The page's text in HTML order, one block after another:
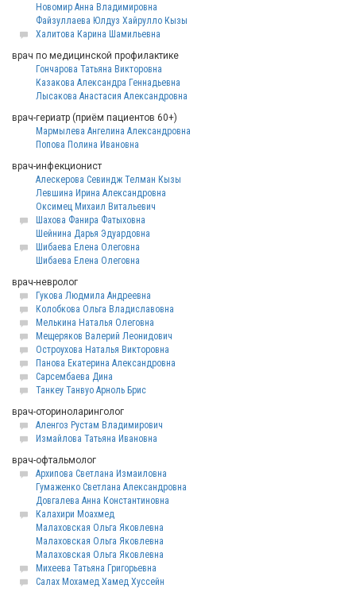
Новомир Анна Владимировна
Файзуллаева Юлдуз Хайрулло Кызы
Халитова Карина Шамильевна
врач по медицинской профилактике
Гончарова Татьяна Викторовна
Казакова Александра Геннадьевна
Лысакова Анастасия Александровна
врач-гериатр (приём пациентов 60+)
Мармылева Ангелина Александровна
Попова Полина Ивановна
врач-инфекционист
Алескерова Севиндж Телман Кызы
Левшина Ирина Александровна
Оксимец Михаил Витальевич
Шахова Фанира Фатыховна
Шейнина Дарья Эдуардовна
Шибаева Елена Олеговна
Шибаева Елена Олеговна
врач-невролог
Гукова Людмила Андреевна
Колобкова Ольга Владиславовна
Мелькина Наталья Олеговна
Мещеряков Валерий Леонидович
Остроухова Наталья Викторовна
Панова Екатерина Александровна
Сарсембаева Дина
Танкеу Танвуо Арноль Брис
врач-оториноларинголог
Аленгоз Рустам Владимирович
Измайлова Татьяна Ивановна
врач-офтальмолог
Архипова Светлана Измаиловна
Гумаженко Светлана Александровна
Довгалева Анна Константиновна
Калахири Моахмед
Малаховская Ольга Яковлевна
Малаховская Ольга Яковлевна
Малаховская Ольга Яковлевна
Михеева Татьяна Григорьевна
Салах Мохамед Хамед Хуссейн